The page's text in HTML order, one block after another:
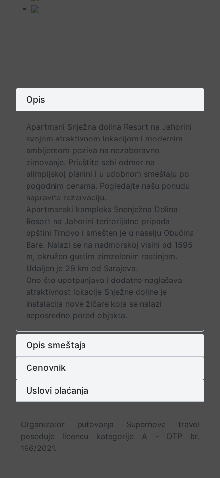
Opis
Apartmani Snježna dolina Resort na Jahorini
svojom atraktivnom lokacijom i modernim
ambijentom poziva na nezaboravno
zimovanje. Priuštite sebi odmor na
olimpijskoj planini i u udobnom smeštaju po
pogodnim cenama. Pogledajte našu ponudu i
napravite rezervaciju.
Apartmanski kompleks Snenježna Dolina
Resort na Jahorini teritorijalno pripada
opštini Trnovo i smešten je u naselju Obućina
Bare. Nalazi se na nadmorskoj visini od 1595
m, okružen gustim zimzelenim rastinjem.
Udaljen je 29 km od Sarajeva.
Ono što upotpunjava i dodatno naglašava
atraktivnost lokacije Snježne doline je
instalacija nove žičare koja se nalazi
neposredno pored objekta.
Opis smeštaja
Cenovnik
Uslovi plaćanja
Organizator putovanja Supernova travel
poseduje licencu kategorije A - OTP br.
196/2021.